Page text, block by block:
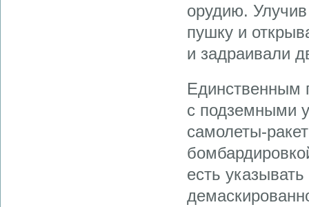
орудию.
пушку и
и задраивали
Единственным
с подземными
самолеты-
есть